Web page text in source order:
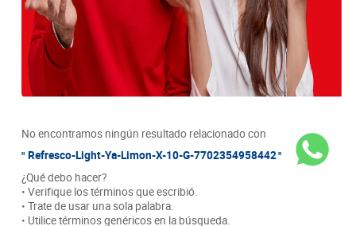
No encontramos ningún resultado relacionado con
Refresco-Light-Ya-Limon-X-10-G-7702354958442
¿Qué debo hacer?
• Verifique los términos que escribió.
• Trate de usar una sola palabra.
• Utilice términos genéricos en la búsqueda.